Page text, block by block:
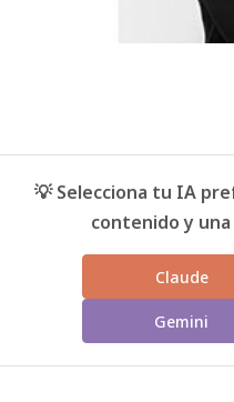
💡 Selecciona tu IA
contenido y
Claude
Gemini